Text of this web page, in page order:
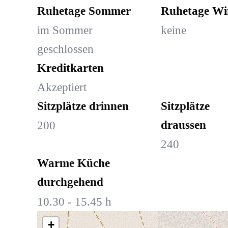
Ruhetage Sommer
im Sommer
geschlossen
Ruhetage
keine
Kreditkarten
Akzeptiert
Sitzplätze drinnen
200
Sitzplätze
draussen
240
Warme Küche
durchgehend
10.30 - 15.45 h
+